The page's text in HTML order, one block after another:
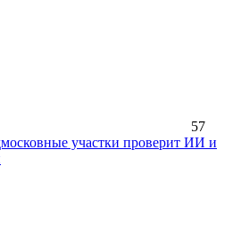
57
участки проверит ИИ и